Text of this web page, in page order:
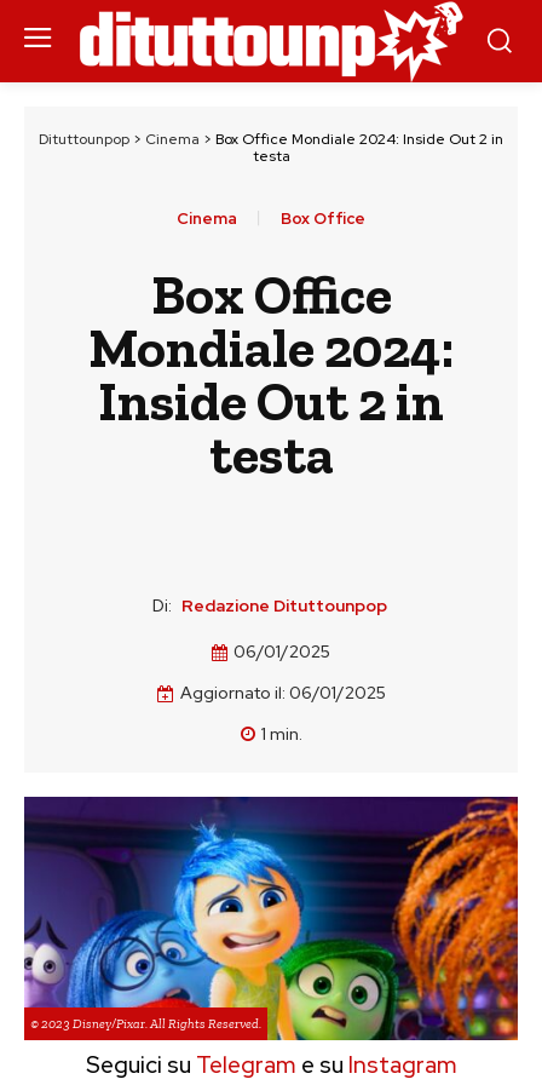
Dituttounpop > Cinema > Box Office Mondiale 2024: Inside Out 2 in
testa
Cinema Box Office
Box Office
Mondiale 2024:
Inside Out 2 in
testa
Di: Redazione Dituttounpop
06/01/2025
Aggiornato il: 06/01/2025
1 min.
© 2023 Disney/Pixar. All Rights Reserved.
Seguici su Telegram e su Instagram